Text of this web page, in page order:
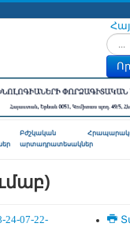
Բժշկական
արտադրատեսակներ
24-07-22-